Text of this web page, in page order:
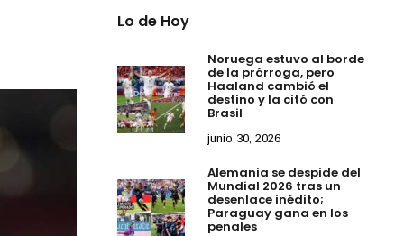
Lo de Hoy
Noruega estuvo al borde
de la prórroga, pero
Haaland cambió el
destino y la citó con
Brasil
junio 30, 2026
Alemania se despide del
Mundial 2026 tras un
desenlace inédito;
Paraguay gana en los
penales